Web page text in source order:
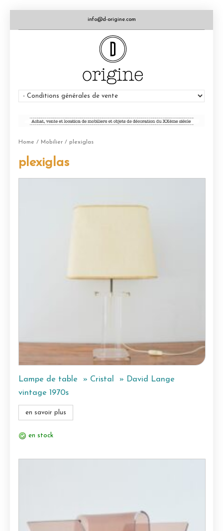
info@d-origine.com
Home / Mobilier / plexiglas
plexiglas
Lampe de table » Cristal » David Lange
vintage 1970s
en savoir plus
en stock